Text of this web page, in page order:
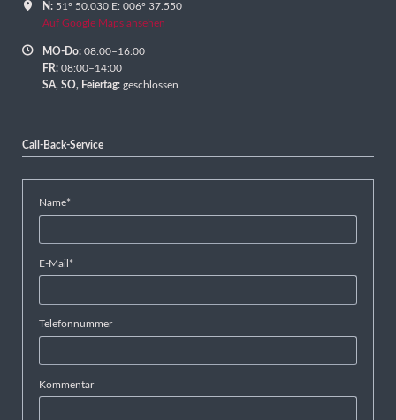
N:51º 50.030 E: 006º 37.550
Auf Google Maps ansehen
MO-Do:08:00–16:00
FR:08:00–14:00
SA, SO, Feiertag:geschlossen
Call-Back-Service
Pflichtfeld
Name*
Pflichtfeld
E-Mail *
Telefonnummer
Kommentar